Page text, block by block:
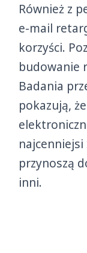
Również z
e-mail
korzyści.
budowanie
Badania
pokazują,
przynoszą
inni.